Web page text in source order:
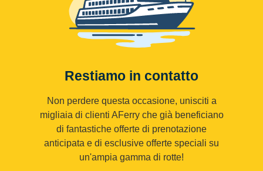
Restiamo in contatto
Non perdere questa occasione, unisciti a
migliaia di clienti AFerry che già beneficiano
di fantastiche offerte di prenotazione
anticipata e di esclusive offerte speciali su
un'ampia gamma di rotte!